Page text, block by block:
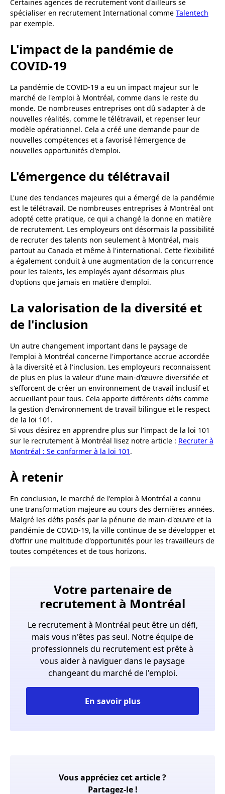
Certaines agences de recrutement vont d'ailleurs se
spécialiser en recrutement International comme Talentech
par exemple.
L'impact de la pandémie de
COVID-19
La pandémie de COVID-19 a eu un impact majeur sur le
marché de l'emploi à Montréal, comme dans le reste du
monde. De nombreuses entreprises ont dû s'adapter à de
nouvelles réalités, comme le télétravail, et repenser leur
modèle opérationnel. Cela a créé une demande pour de
nouvelles compétences et a favorisé l'émergence de
nouvelles opportunités d'emploi.
L'émergence du télétravail
L'une des tendances majeures qui a émergé de la pandémie
est le télétravail. De nombreuses entreprises à Montréal ont
adopté cette pratique, ce qui a changé la donne en matière
de recrutement. Les employeurs ont désormais la possibilité
de recruter des talents non seulement à Montréal, mais
partout au Canada et même à l'international. Cette flexibilité
a également conduit à une augmentation de la concurrence
pour les talents, les employés ayant désormais plus
d'options que jamais en matière d'emploi.
La valorisation de la diversité et
de l'inclusion
Un autre changement important dans le paysage de
l'emploi à Montréal concerne l'importance accrue accordée
à la diversité et à l'inclusion. Les employeurs reconnaissent
de plus en plus la valeur d'une main-d'œuvre diversifiée et
s'efforcent de créer un environnement de travail inclusif et
accueillant pour tous. Cela apporte différents défis comme
la gestion d'environnement de travail bilingue et le respect
de la loi 101.
Si vous désirez en apprendre plus sur l'impact de la loi 101
sur le recrutement à Montréal lisez notre article : Recruter à
Montréal : Se conformer à la loi 101 .
À retenir
En conclusion, le marché de l'emploi à Montréal a connu
une transformation majeure au cours des dernières années.
Malgré les défis posés par la pénurie de main-d'œuvre et la
pandémie de COVID-19, la ville continue de se développer et
d'offrir une multitude d'opportunités pour les travailleurs de
toutes compétences et de tous horizons.
Votre partenaire de
recrutement à Montréal
Le recrutement à Montréal peut être un défi,
mais vous n'êtes pas seul. Notre équipe de
professionnels du recrutement est prête à
vous aider à naviguer dans le paysage
changeant du marché de l'emploi.
En savoir plus
Vous appréciez cet article ?
Partagez-le !